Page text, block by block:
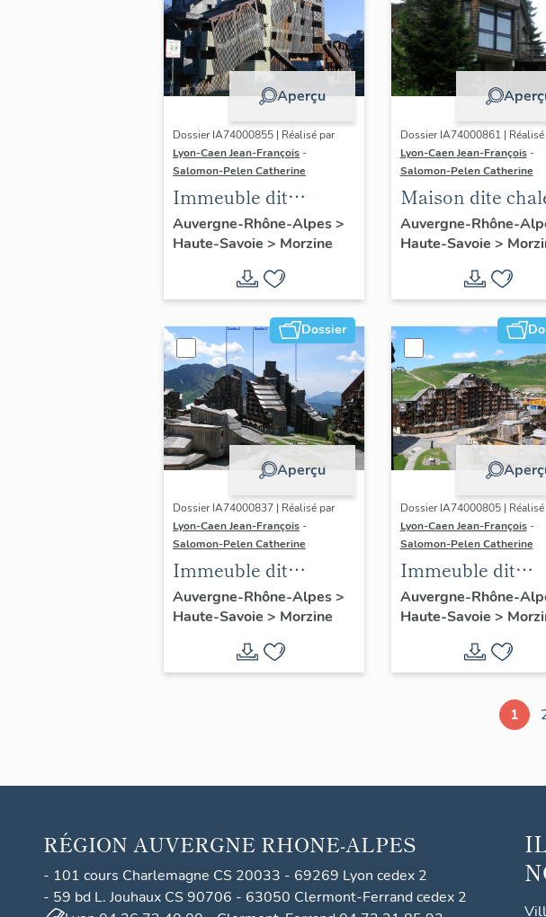
Aperçu
Dossier IA74000855 | Réalisé par
Lyon-Caen Jean-François -
Salomon-Pelen Catherine
Immeuble dit
résidence Tilia
Auvergne-Rhône-Alpes>
Haute-Savoie > Morzine
Dossier IA74000861 | Réalisé
Lyon-Caen Jean-François -
Salomon-Pelen Catherine
Maison dite
Soya
Auvergne-Rhône-
Haute-Savoie >
Dossier
Aperçu
Dossier IA74000837 | Réalisé par
Lyon-Caen Jean-François -
Salomon-Pelen Catherine
Immeuble dit
résidence le Saskia
Auvergne-Rhône-Alpes>
Haute-Savoie > Morzine
Dossier IA74000805 | Réalisé
Lyon-Caen Jean-François -
Salomon-Pelen Catherine
Immeuble dit
résidence
Auvergne-Rhône-
Haute-Savoie >
1
RÉGION AUVERGNE RHONE-ALPES
- 101 cours Charlemagne CS 20033 - 69269 Lyon cedex 2
- 59 bd L. Jouhaux CS 90706 - 63050 Clermont-Ferrand cedex 2